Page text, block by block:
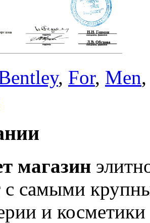
, For, Men,
магазин
с самыми
и